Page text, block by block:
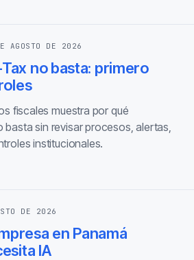
AGOSTO DE 2026
no basta: primero
fiscales muestra por qué
basta sin revisar procesos, alertas,
institucionales.
DE 2026
en Panamá
IA